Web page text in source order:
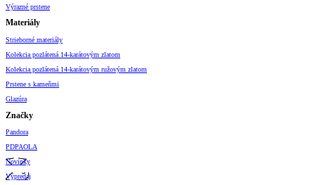
Výrazné prstene
Materiály
Strieborné materiály
Kolekcia pozlátená 14-karátovým zlatom
Kolekcia pozlátená 14-karátovým ružovým zlatom
Prstene s kameňmi
Glazúra
Značky
Pandora
PDPAOLA
Novinky
Výpredaj